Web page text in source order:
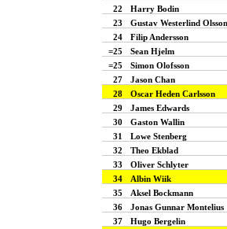
22
Harry Bodin
23
Gustav Westerlind Olsson
24
Filip Andersson
=25
Sean Hjelm
=25
Simon Olofsson
27
Jason Chan
28
Oscar Heden Carlsson
29
James Edwards
30
Gaston Wallin
31
Lowe Stenberg
32
Theo Ekblad
33
Oliver Schlyter
34
Albin Wiik
35
Aksel Bockmann
36
Jonas Gunnar Montelius
37
Hugo Bergelin